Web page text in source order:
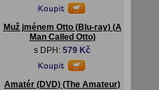
Muž jménem Otto (Blu-ray) (A
Man Called Otto)
s DPH: 579 Kč
Amatér (DVD) (The Amateur)